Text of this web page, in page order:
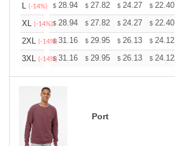
L (-14%) $ 28.94 $ 27.82 $ 24.27 $ 22.40
XL (-14%)$ 28.94 $ 27.82 $ 24.27 $ 22.40
2XL (-14%)
$31.16 $ 29.95 $ 26.13 $ 24.12
3XL (-14%)
$31.16 $ 29.95 $ 26.13 $ 24.12
Port